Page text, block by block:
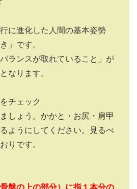
に進化した人間の基本姿勢
」です。
ランスが取れていること」が
なります。
チェック
しょう。かかと・お尻・肩甲
ようにしてください。見るべ
りです。
盤の上の部分）に指１本分の